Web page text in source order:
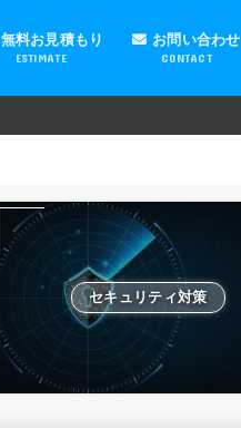
無料お見積もり
ESTIMATE
お問い合わせ
CONTACT
セキュリティ対策